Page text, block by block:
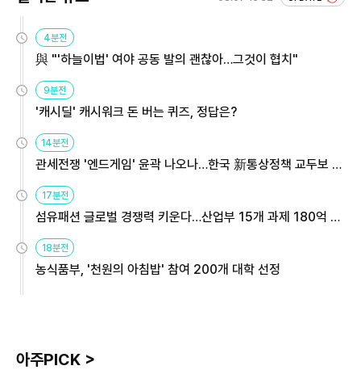
4분전
與 "'하늘이법' 여야 공동 발의 괜찮아…그것이 협치"
9분전
'캐시딜' 캐시워크 돈 버는 퀴즈, 정답은?
14분전
관세전쟁 '엔드게임' 윤곽 나오나…한국 新통상정책 교두보 활
용해야
17분전
섬유패션 글로벌 경쟁력 키운다…산업부 15개 과제 180억 지
원
18분전
농식품부, '천원의 아침밥' 참여 200개 대학 선정
아주PICK >